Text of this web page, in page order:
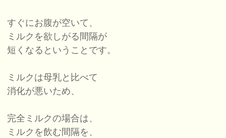
すぐにお腹が空いて、
ミルクを欲しがる間隔が
短くなるということです。
ミルクは母乳と比べて
消化が悪いため、
完全ミルクの場合は、
ミルクを飲む間隔を、